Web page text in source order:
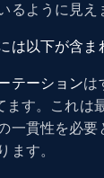
るように見え
は以下が含ま
テーションは
ます。これは
一貫性を必
ます。